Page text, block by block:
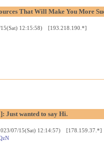
That Will Make You More
12:15:58) [193.218.190.*]
Just wanted to say Hi.
07/15(Sat) 12:14:57) [178.159.37.*]